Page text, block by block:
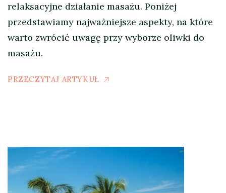
relaksacyjne działanie masażu. Poniżej
przedstawiamy najważniejsze aspekty, na które
warto zwrócić uwagę przy wyborze oliwki do
masażu.
PRZECZYTAJ ARTYKUŁ